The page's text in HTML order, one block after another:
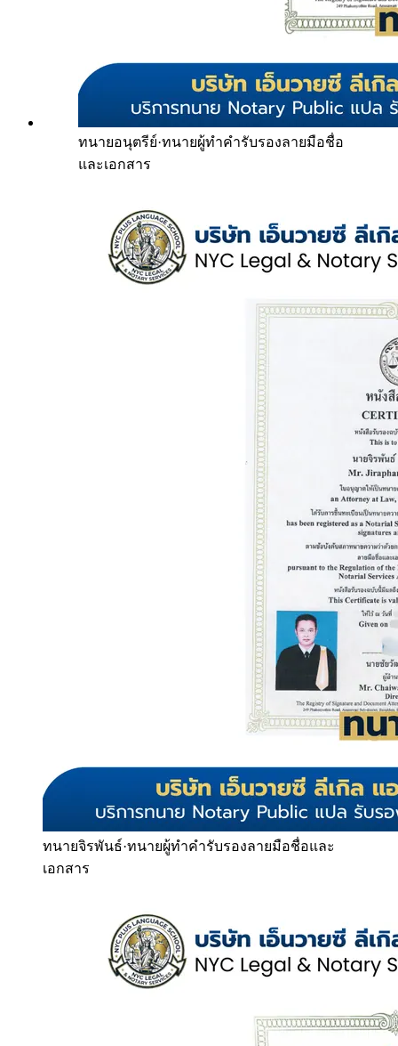
ทนายอนุตรีย์·ทนายผู้ทำคำรับรองลายมือชื่อ
และเอกสาร
ทนายจิรพันธ์·ทนายผู้ทำคำรับรองลายมือชื่อและ
เอกสาร